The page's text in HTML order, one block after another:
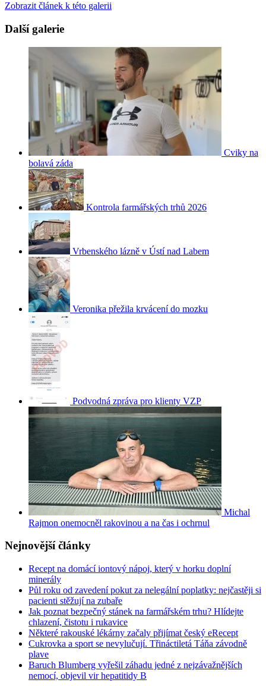
Zobrazit článek k této galerii
Další galerie
Cviky na
bolavá záda
Kontrola farmářských trhů 2026
Vrbenského lázně v Ústí nad Labem
Veronika přežila krvácení do mozku
Podvodná zpráva pro klienty VZP
Michal
Rajmon onemocněl rakovinou a na čas i ochrnul
Nejnovější články
Recept na domácí iontový nápoj, který v horku doplní
minerály
Půl roku od zavedení pokut za nelegální poplatky: nejčastěji si
pacienti stěžují na zubaře
Jak poznat bezpečný stánek na farmářském trhu? Hlídejte
chlazení, čistotu i rukavice
Některé rakouské lékárny začaly přijímat český eRecept
Cukrovka a sport se nevylučují. Třináctiletá Táňa závodně
plave
Baruch Blumberg vyřešil záhadu jedné z nejzávažnějších
nemocí, objevil vir hepatitidy B